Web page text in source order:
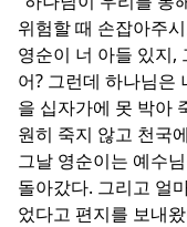
위험할 때 손잡아주
영순이 너 아들 있지,
어? 그런데 하나님은
을 십자가에 못 박아
원히 죽지 않고 천국
그날 영순이는 예수
돌아갔다. 그리고 얼
었다고 편지를 보내